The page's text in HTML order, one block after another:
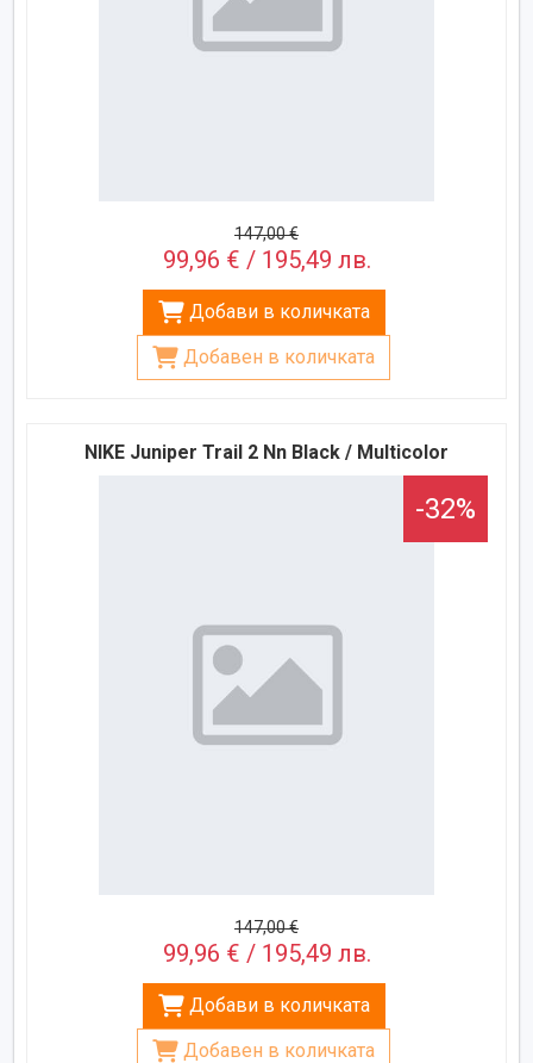
147,00 €
99,96 € / 195,49 лв.
Добави в количката
Добавен в количката
NIKE Juniper Trail 2 Nn Black / Multicolor
-32%
147,00 €
99,96 € / 195,49 лв.
Добави в количката
Добавен в количката